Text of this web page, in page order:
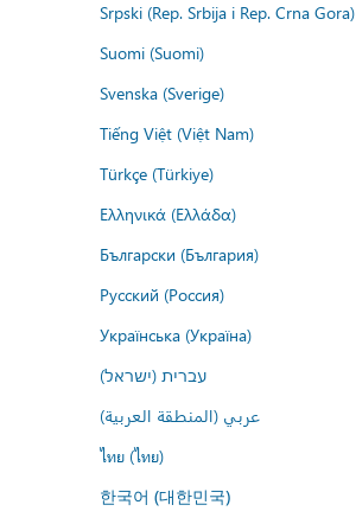
Srpski (Rep. Srbija i Rep. Crna Gora)
Suomi (Suomi)
Svenska (Sverige)
Tiếng Việt (Việt Nam)
Türkçe (Türkiye)
Ελληνικά (Ελλάδα)
Български (България)
Русский (Россия)
Українська (Україна)
עברית (ישראל)
عربي (المنطقة العربية)
ไทย (ไทย)
한국어 (대한민국)